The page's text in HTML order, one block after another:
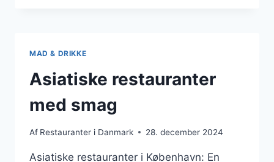
MAD & DRIKKE
Asiatiske restauranter
med smag
Af Restauranter i Danmark 28. december 2024
Asiatiske restauranter i København: En